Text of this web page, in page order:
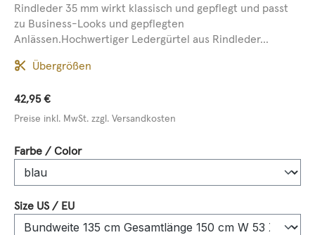
Rindleder 35 mm wirkt klassisch und gepflegt und passt
zu Business-Looks und gepflegten
Anlässen.Hochwertiger Ledergürtel aus Rindleder...
Übergrößen
42,95 €
Preise inkl. MwSt. zzgl. Versandkosten
Farbe / Colorauswählen
Size US / EUauswählen